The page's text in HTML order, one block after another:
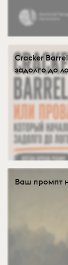
Cracker
задолго до
Ваш промпт